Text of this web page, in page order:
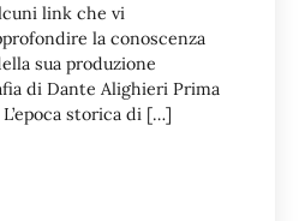
link che vi
la conoscenza
sua produzione
di Dante Alighieri Prima
storica di […]